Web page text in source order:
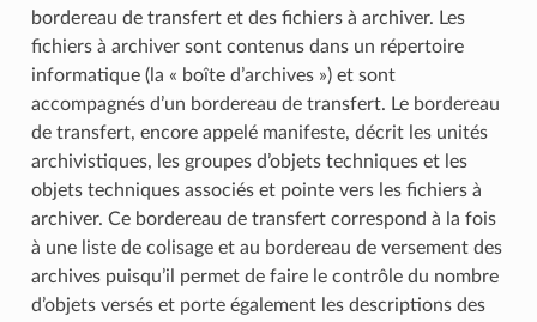
bordereau de transfert et des fichiers à archiver. Les
fichiers à archiver sont contenus dans un répertoire
informatique (la « boîte d’archives ») et sont
accompagnés d’un bordereau de transfert. Le bordereau
de transfert, encore appelé manifeste, décrit les unités
archivistiques, les groupes d’objets techniques et les
objets techniques associés et pointe vers les fichiers à
archiver. Ce bordereau de transfert correspond à la fois
à une liste de colisage et au bordereau de versement des
archives puisqu’il permet de faire le contrôle du nombre
d’objets versés et porte également les descriptions des